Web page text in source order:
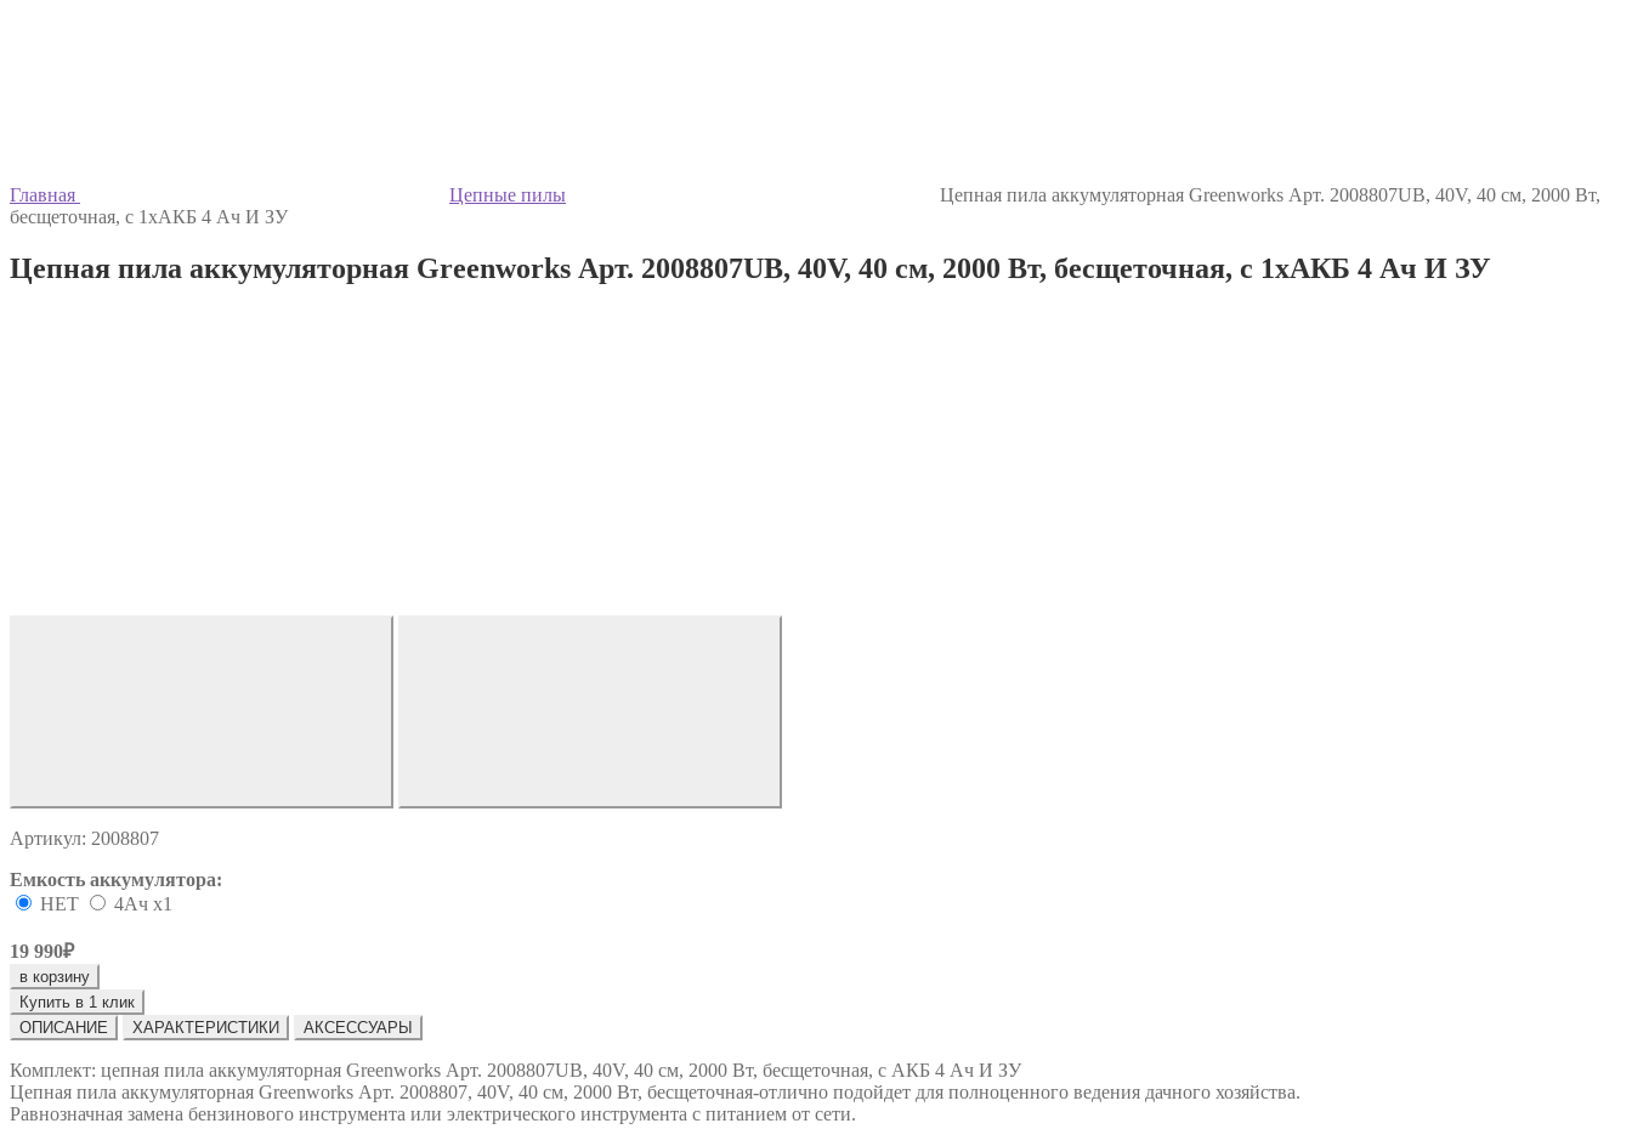
Главная Цепные пилы
Цепная пила аккумуляторная Greenworks Арт. 2008807UB, 40V, 40 см, 2000 Вт,
бесщеточная, c 1хАКБ 4 Ач И ЗУ
Цепная пила аккумуляторная Greenworks Арт. 2008807UB, 40V, 40 см, 2000 Вт, бесщеточная, c 1хАКБ 4 Ач И ЗУ
Артикул: 2008807
Емкость аккумулятора:
НЕТ
4Ач х1
19 990₽
в корзину
Купить в 1 клик
ОПИСАНИЕ
ХАРАКТЕРИСТИКИ АКСЕССУАРЫ
Комплект: цепная пила аккумуляторная Greenworks Арт. 2008807UB, 40V, 40 см, 2000 Вт, бесщеточная, c АКБ 4 Ач И ЗУ
Цепная пила аккумуляторная Greenworks Арт. 2008807, 40V, 40 см, 2000 Вт, бесщеточная-отлично подойдет для полноценного ведения дачного хозяйства.
Равнозначная замена бензинового инструмента или электрического инструмента с питанием от сети.